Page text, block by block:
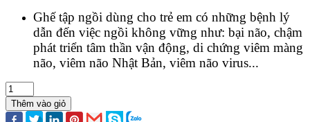
Ghế tập ngồi dùng cho trẻ em có những bệnh lý
dẫn đến việc ngồi không vững như: bại não, chậm
phát triển tâm thần vận động, di chứng viêm màng
não, viêm não Nhật Bản, viêm não virus...
Thêm vào giỏ